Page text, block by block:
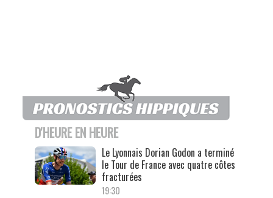
D'HEURE EN HEURE
Le Lyonnais Dorian Godon a terminé
le Tour de France avec quatre côtes
fracturées
19:30